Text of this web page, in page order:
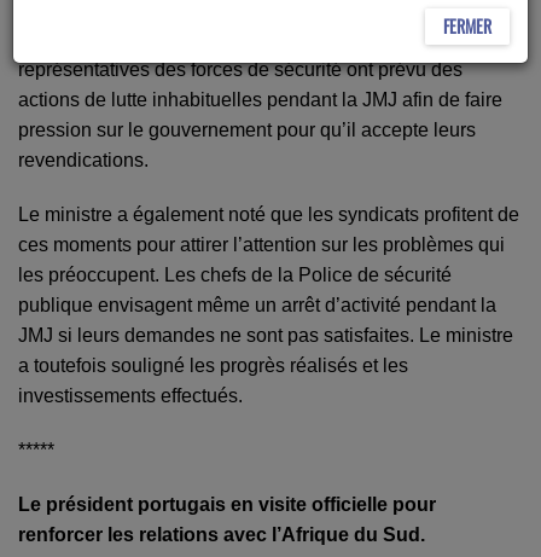
qu’elles ne nuiront pas au pays. Les organisations
représentatives des forces de sécurité ont prévu des
actions de lutte inhabituelles pendant la JMJ afin de faire
pression sur le gouvernement pour qu’il accepte leurs
revendications.
Le ministre a également noté que les syndicats profitent de
ces moments pour attirer l’attention sur les problèmes qui
les préoccupent. Les chefs de la Police de sécurité
publique envisagent même un arrêt d’activité pendant la
JMJ si leurs demandes ne sont pas satisfaites. Le ministre
a toutefois souligné les progrès réalisés et les
investissements effectués.
*****
Le président portugais en visite officielle pour
renforcer les relations avec l’Afrique du Sud.
FERMER